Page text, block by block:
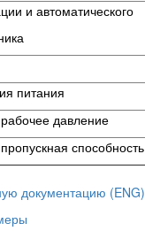
и автоматического
питания
давление
способность
документацию (ENG)